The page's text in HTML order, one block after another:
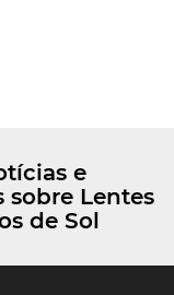
e
sobre Lentes
de Sol